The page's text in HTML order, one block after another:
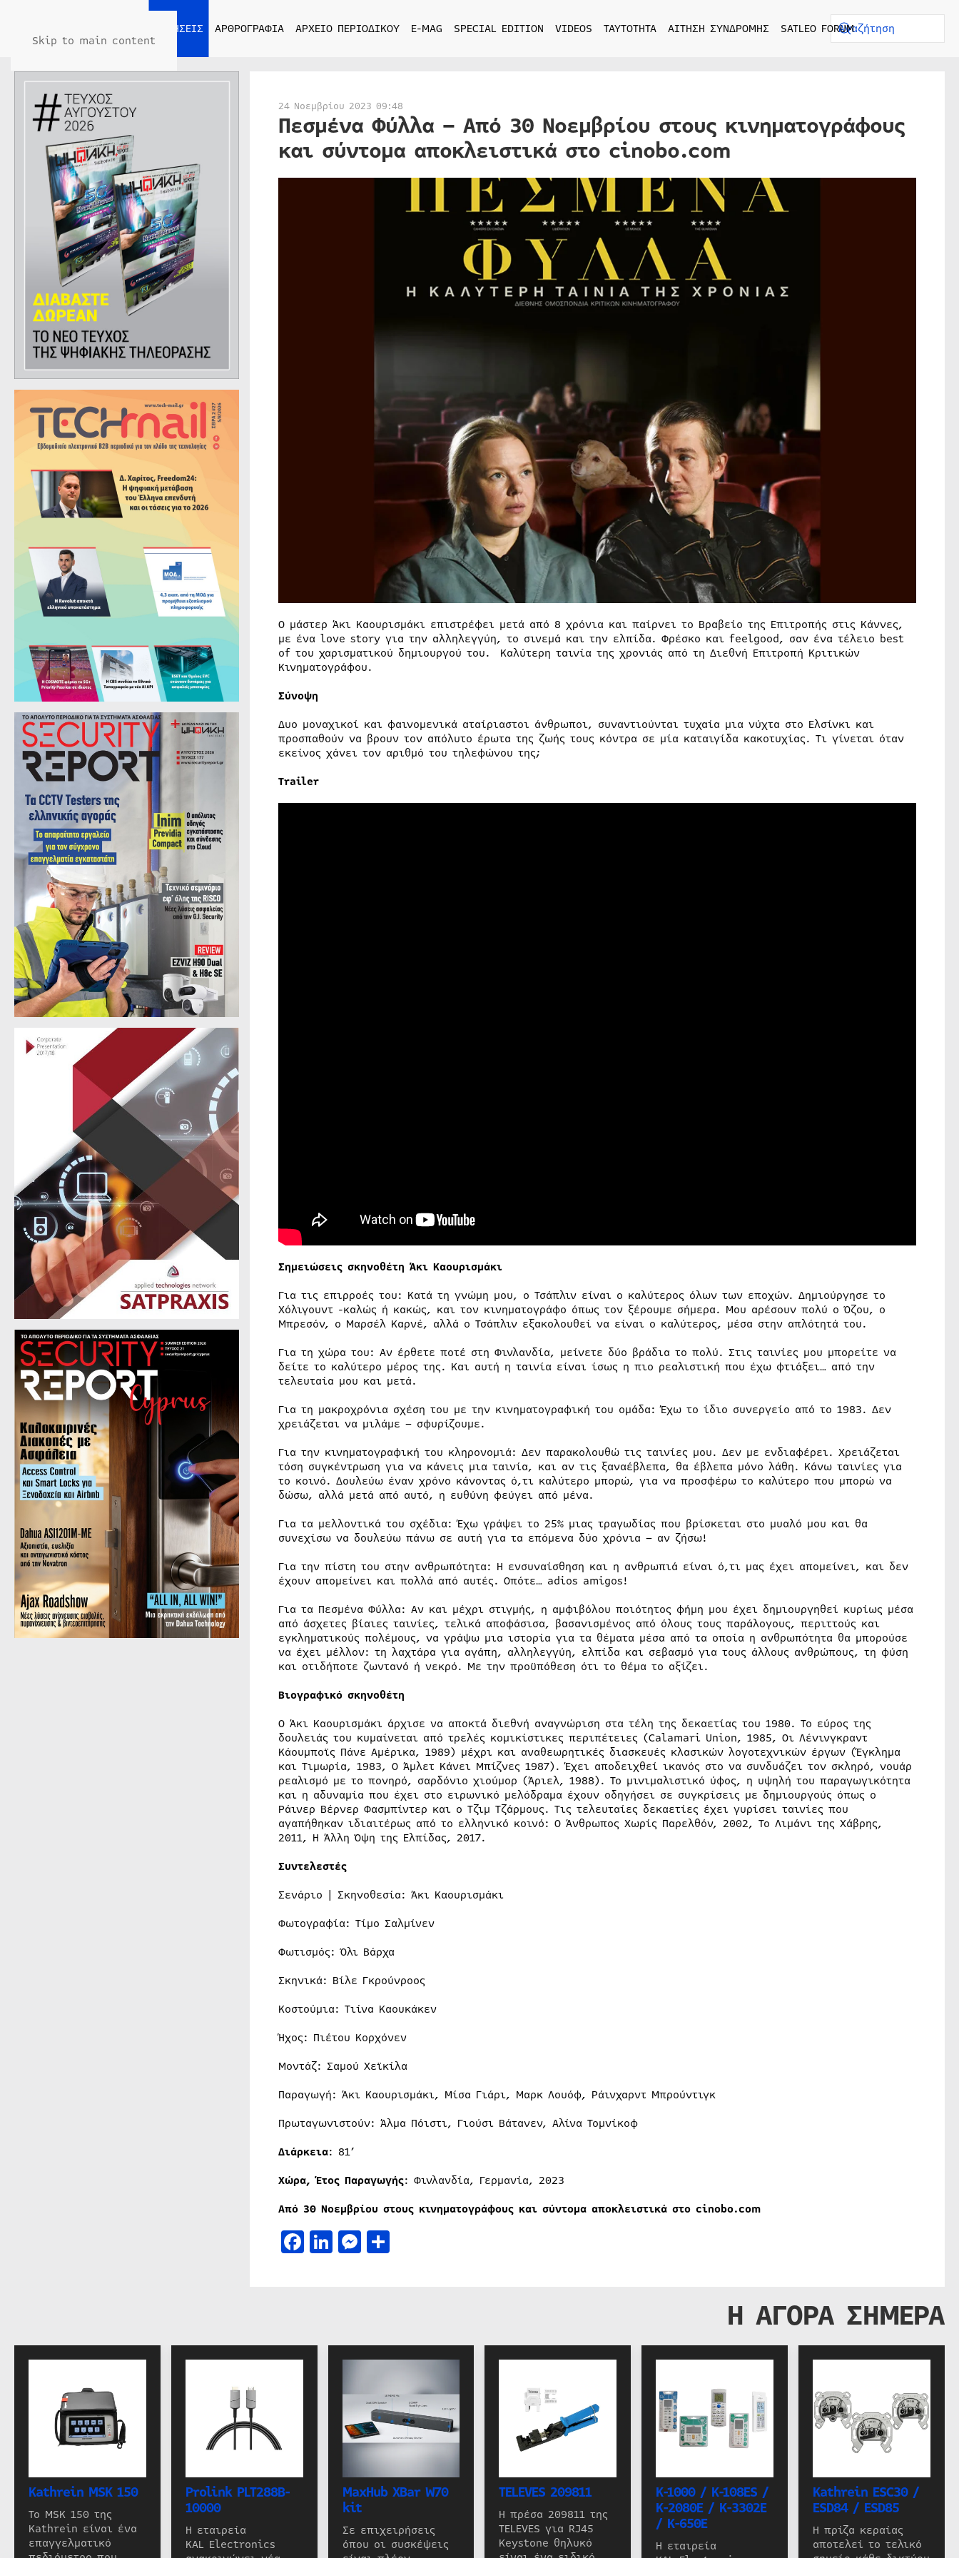
Skip to main content
ΕΙΔΗΣΕΙΣ ΑΡΘΡΟΓΡΑΦΙΑ ΑΡΧΕΙΟ ΠΕΡΙΟΔΙΚΟΥ E-MAG SPECIAL EDITION VIDEOS ΤΑΥΤΟΤΗΤΑ ΑΙΤΗΣΗ ΣΥΝΔΡΟΜΗΣ SATLEO FORUM
24 Νοεμβρίου 2023 09:48
Πεσμένα Φύλλα – Από 30 Νοεμβρίου στους κινηματογράφους
και σύντομα αποκλειστικά στο cinobo.com
Ο μάστερ Άκι Καουρισμάκι επιστρέφει μετά από 8 χρόνια και παίρνει το Βραβείο της Επιτροπής στις Κάννες,
με ένα love story για την αλληλεγγύη, το σινεμά και την ελπίδα. Φρέσκο και feelgood, σαν ένα τέλειο best
of του χαρισματικού δημιουργού του. Καλύτερη ταινία της χρονιάς από τη Διεθνή Επιτροπή Κριτικών
Κινηματογράφου.
Σύνοψη
Δυο μοναχικοί και φαινομενικά αταίριαστοι άνθρωποι, συναντιούνται τυχαία μια νύχτα στο Ελσίνκι και
προσπαθούν να βρουν τον απόλυτο έρωτα της ζωής τους κόντρα σε μία καταιγίδα κακοτυχίας. Τι γίνεται όταν
εκείνος χάνει τον αριθμό του τηλεφώνου της;
Trailer
Σημειώσεις σκηνοθέτη Άκι Καουρισμάκι
Για τις επιρροές του: Κατά τη γνώμη μου, ο Τσάπλιν είναι ο καλύτερος όλων των εποχών. Δημιούργησε το
Χόλιγουντ -καλώς ή κακώς, και τον κινηματογράφο όπως τον ξέρουμε σήμερα. Μου αρέσουν πολύ ο Όζου, ο
Μπρεσόν, ο Μαρσέλ Καρνέ, αλλά ο Τσάπλιν εξακολουθεί να είναι ο καλύτερος, μέσα στην απλότητά του.
Για τη χώρα του: Αν έρθετε ποτέ στη Φινλανδία, μείνετε δύο βράδια το πολύ. Στις ταινίες μου μπορείτε να
δείτε το καλύτερο μέρος της. Και αυτή η ταινία είναι ίσως η πιο ρεαλιστική που έχω φτιάξει… από την
τελευταία μου και μετά.
Για τη μακροχρόνια σχέση του με την κινηματογραφική του ομάδα: Έχω το ίδιο συνεργείο από το 1983. Δεν
χρειάζεται να μιλάμε – σφυρίζουμε.
Για την κινηματογραφική του κληρονομιά: Δεν παρακολουθώ τις ταινίες μου. Δεν με ενδιαφέρει. Χρειάζεται
τόση συγκέντρωση για να κάνεις μια ταινία, και αν τις ξαναέβλεπα, θα έβλεπα μόνο λάθη. Κάνω ταινίες για
το κοινό. Δουλεύω έναν χρόνο κάνοντας ό,τι καλύτερο μπορώ, για να προσφέρω το καλύτερο που μπορώ να
δώσω, αλλά μετά από αυτό, η ευθύνη φεύγει από μένα.
Για τα μελλοντικά του σχέδια: Έχω γράψει το 25% μιας τραγωδίας που βρίσκεται στο μυαλό μου και θα
συνεχίσω να δουλεύω πάνω σε αυτή για τα επόμενα δύο χρόνια – αν ζήσω!
Για την πίστη του στην ανθρωπότητα: Η ενσυναίσθηση και η ανθρωπιά είναι ό,τι μας έχει απομείνει, και δεν
έχουν απομείνει και πολλά από αυτές. Οπότε… adios amigos!
Για τα Πεσμένα Φύλλα: Αν και μέχρι στιγμής, η αμφιβόλου ποιότητος φήμη μου έχει δημιουργηθεί κυρίως μέσα
από άσχετες βίαιες ταινίες, τελικά αποφάσισα, βασανισμένος από όλους τους παράλογους, περιττούς και
εγκληματικούς πολέμους, να γράψω μια ιστορία για τα θέματα μέσα από τα οποία η ανθρωπότητα θα μπορούσε
να έχει μέλλον: τη λαχτάρα για αγάπη, αλληλεγγύη, ελπίδα και σεβασμό για τους άλλους ανθρώπους, τη φύση
και οτιδήποτε ζωντανό ή νεκρό. Με την προϋπόθεση ότι το θέμα το αξίζει.
Βιογραφικό σκηνοθέτη
Ο Άκι Καουρισμάκι άρχισε να αποκτά διεθνή αναγνώριση στα τέλη της δεκαετίας του 1980. Το εύρος της
δουλειάς του κυμαίνεται από τρελές κομικίστικες περιπέτειες (Calamari Union, 1985, Οι Λένινγκραντ
Κάουμποϊς Πάνε Αμέρικα, 1989) μέχρι και αναθεωρητικές διασκευές κλασικών λογοτεχνικών έργων (Έγκλημα
και Τιμωρία, 1983, Ο Άμλετ Κάνει Μπίζνες 1987). Έχει αποδειχθεί ικανός στο να συνδυάζει τον σκληρό, νουάρ
ρεαλισμό με το πονηρό, σαρδόνιο χιούμορ (Άριελ, 1988). Το μινιμαλιστικό ύφος, η υψηλή του παραγωγικότητα
και η αδυναμία που έχει στο ειρωνικό μελόδραμα έχουν οδηγήσει σε συγκρίσεις με δημιουργούς όπως ο
Ράινερ Βέρνερ Φασμπίντερ και ο Τζιμ Τζάρμους. Τις τελευταίες δεκαετίες έχει γυρίσει ταινίες που
αγαπήθηκαν ιδιαιτέρως από το ελληνικό κοινό: Ο Άνθρωπος Χωρίς Παρελθόν, 2002, Το Λιμάνι της Χάβρης,
2011, Η Άλλη Όψη της Ελπίδας, 2017.
Συντελεστές
Σενάριο | Σκηνοθεσία: Άκι Καουρισμάκι
Φωτογραφία: Τίμο Σαλμίνεν
Φωτισμός: Όλι Βάρχα
Σκηνικά: Βίλε Γκρούνροος
Κοστούμια: Τιίνα Καουκάκεν
Ήχος: Πιέτου Κορχόνεν
Μοντάζ: Σαμού Χεϊκίλα
Παραγωγή: Άκι Καουρισμάκι, Μίσα Γιάρι, Μαρκ Λουόφ, Ράινχαρντ Μπρούντιγκ
Πρωταγωνιστούν: Άλμα Πόιστι, Γιούσι Βάτανεν, Αλίνα Τομνίκοφ
Διάρκεια: 81’
Χώρα, Έτος Παραγωγής: Φινλανδία, Γερμανία, 2023
Από 30 Νοεμβρίου στους κινηματογράφους και σύντομα αποκλειστικά στο cinobo.com
Facebook
LinkedIn
Messenger
Μοιραστείτε
Η ΑΓΟΡΑ ΣΗΜΕΡΑ
Kathrein MSK 150
Το MSK 150 της
Kathrein είναι ένα
επαγγελματικό
Prolink PLT288B-
10000
Η εταιρεία
KAL Electronics
MaxHub XBar W70
kit
Σε επιχειρήσεις
όπου οι συσκέψεις
TELEVES 209811
Η πρέσα 209811 της
TELEVES για RJ45
Keystone θηλυκό
K-1000 / K-108ES /
K-2080E / K-3302E
/ K-650E
Η εταιρεία
Kathrein ESC30 /
ESD84 / ESD85
Η πρίζα κεραίας
αποτελεί το τελικό